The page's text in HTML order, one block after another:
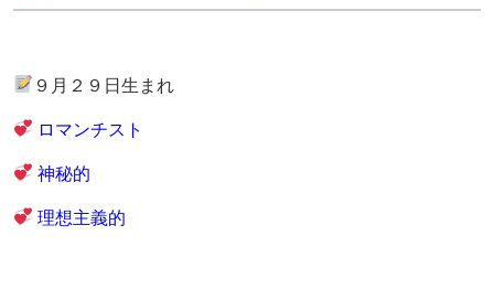
９月２９日生まれ
ロマンチスト
神秘的
理想主義的